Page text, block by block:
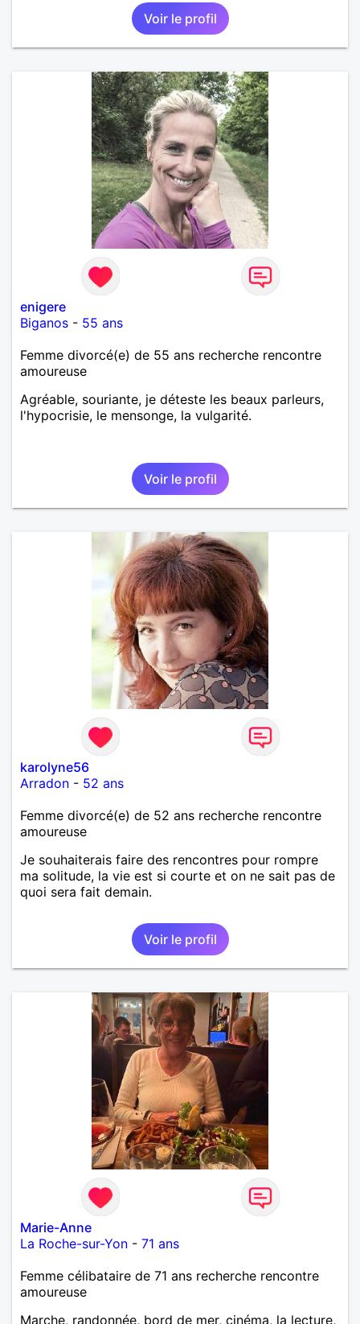
Voir le profil
enigere
Biganos - 55 ans
Femme divorcé(e) de 55 ans recherche rencontre
amoureuse
Agréable, souriante, je déteste les beaux parleurs,
l'hypocrisie, le mensonge, la vulgarité.
Voir le profil
karolyne56
Arradon - 52 ans
Femme divorcé(e) de 52 ans recherche rencontre
amoureuse
Je souhaiterais faire des rencontres pour rompre
ma solitude, la vie est si courte et on ne sait pas de
quoi sera fait demain.
Voir le profil
Marie-Anne
La Roche-sur-Yon - 71 ans
Femme célibataire de 71 ans recherche rencontre
amoureuse
Marche, randonnée, bord de mer, cinéma, la lecture,